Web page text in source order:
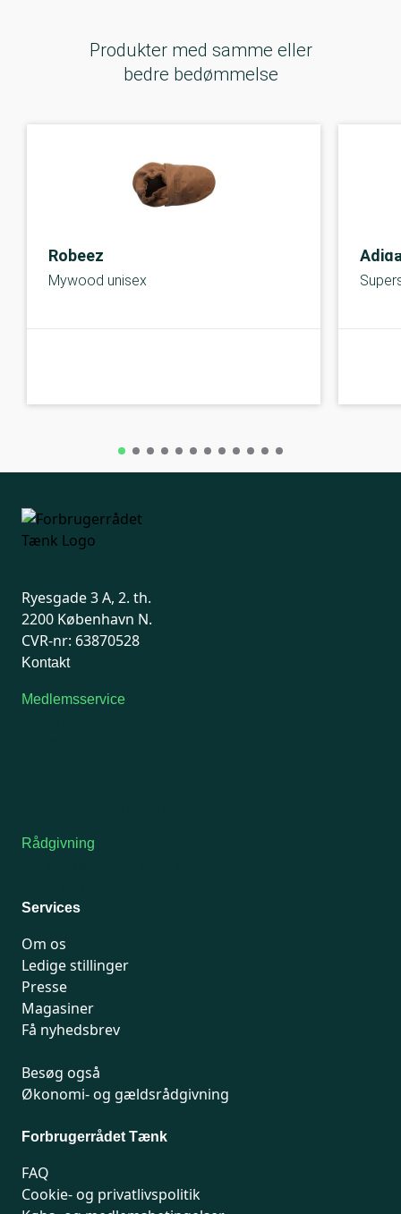
Produkter med samme eller
bedre bedømmelse
Robeez
Mywood unisex
Ryesgade 3 A, 2. th.
2200 København N.
CVR-nr: 63870528
Kontakt
Medlemsservice
Rådgivning
Services
Om os
Ledige stillinger
Presse
Magasiner
Få nyhedsbrev
Besøg også
Økonomi- og gældsrådgivning
Forbrugerrådet Tænk
FAQ
Cookie- og privatlivspolitik